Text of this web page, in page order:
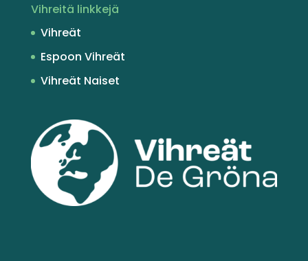
Vihreitä linkkejä
Vihreät
Espoon Vihreät
Vihreät Naiset